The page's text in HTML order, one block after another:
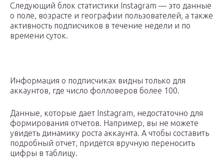
Следующий блок статистики Instagram — это данные
о поле, возрасте и географии пользователей, а также
активность подписчиков в течение недели и по
времени суток.
Информация о подписчиках видны только для
аккаунтов, где число фолловеров более 100.
Данные, которые дает Instagram, недостаточно для
формирования отчетов. Например, вы не можете
увидеть динамику роста аккаунта. А чтобы составить
подробный отчет, придется вручную переносить
цифры в таблицу.